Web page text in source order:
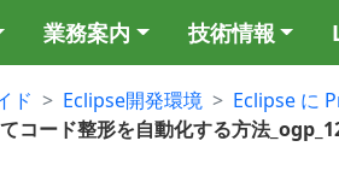
業務案内 技術情報
ド Eclipse開発環境
Eclipse に
コード整形を自動化する方法